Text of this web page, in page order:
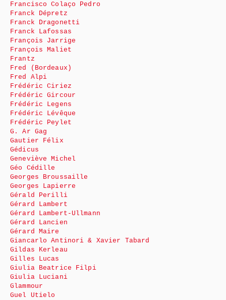
Francisco Colaço Pedro
Franck Dépretz
Franck Dragonetti
Franck Lafossas
François Jarrige
François Maliet
Frantz
Fred (Bordeaux)
Fred Alpi
Frédéric Ciriez
Frédéric Gircour
Frédéric Legens
Frédéric Lévêque
Frédéric Peylet
G. Ar Gag
Gautier Félix
Gédicus
Geneviève Michel
Géo Cédille
Georges Broussaille
Georges Lapierre
Gérald Perilli
Gérard Lambert
Gérard Lambert-Ullmann
Gérard Lancien
Gérard Maire
Giancarlo Antinori & Xavier Tabard
Gildas Kerleau
Gilles Lucas
Giulia Beatrice Filpi
Giulia Luciani
Glammour
Guel Utielo